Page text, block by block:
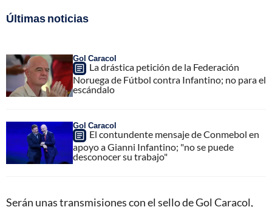
Últimas noticias
Gol Caracol
La drástica petición de la Federación
Noruega de Fútbol contra Infantino; no para el
escándalo
Gol Caracol
El contundente mensaje de Conmebol en
apoyo a Gianni Infantino; "no se puede
desconocer su trabajo"
Serán unas transmisiones con el sello de Gol Caracol,